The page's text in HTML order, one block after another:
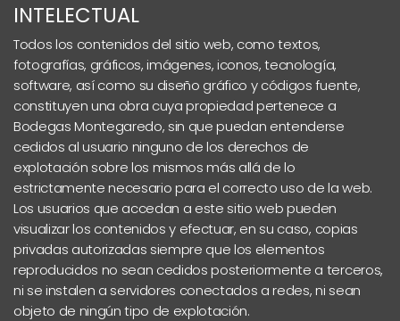
INTELECTUAL
Todos los contenidos del sitio web, como textos,
fotografías, gráficos, imágenes, iconos, tecnología,
software, así como su diseño gráfico y códigos fuente,
constituyen una obra cuya propiedad pertenece a
Bodegas Montegaredo, sin que puedan entenderse
cedidos al usuario ninguno de los derechos de
explotación sobre los mismos más allá de lo
estrictamente necesario para el correcto uso de la web.
Los usuarios que accedan a este sitio web pueden
visualizar los contenidos y efectuar, en su caso, copias
privadas autorizadas siempre que los elementos
reproducidos no sean cedidos posteriormente a terceros,
ni se instalen a servidores conectados a redes, ni sean
objeto de ningún tipo de explotación.